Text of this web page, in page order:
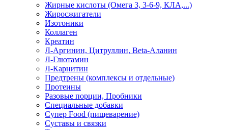
Жирные кислоты (Омега 3, 3-6-9, КЛА,...)
Жиросжигатели
Изотоники
Коллаген
Креатин
Л-Аргинин, Цитруллин, Beta-Аланин
Л-Глютамин
Л-Карнитин
Предтрены (комплексы и отдельные)
Протеины
Разовые порции, Пробники
Специальные добавки
Супер Food (пищеварение)
Суставы и связки